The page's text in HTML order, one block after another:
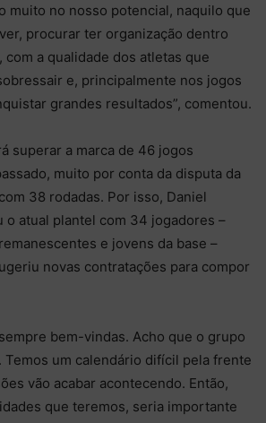
muito no nosso potencial, naquilo que
procurar ter organização dentro
com a qualidade dos atletas que
e, principalmente nos jogos
grandes resultados”, comentou.
superar a marca de 46 jogos
muito por conta da disputa da
38 rodadas. Por isso, Daniel
o atual plantel com 34 jogadores –
e jovens da base –
novas contratações para compor
bem-vindas. Acho que o grupo
Temos um calendário difícil pela frente
vão acabar acontecendo. Então,
que teremos, seria importante